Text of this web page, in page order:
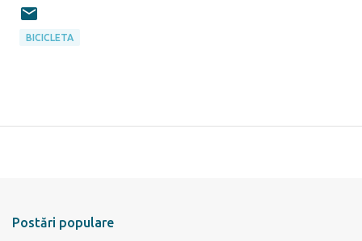
BICICLETA
Postări populare